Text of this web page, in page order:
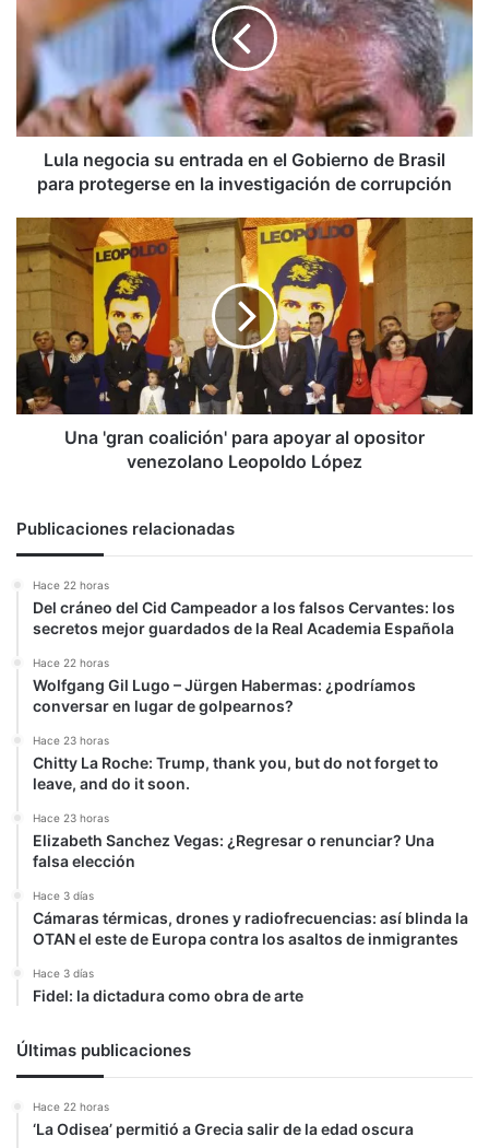
entrada
en
Gobierno
de
Brasil
protegerse
investigación
de
corrupción
Lula negocia su entrada en el Gobierno de Brasil
para protegerse en la investigación de corrupción
'gran
coalición'
para
opositor
venezolano
Leopoldo
Una 'gran coalición' para apoyar al opositor
venezolano Leopoldo López
Publicaciones relacionadas
Hace 22 horas
Del cráneo del Cid Campeador a los falsos Cervantes: los
secretos mejor guardados de la Real Academia Española
Hace 22 horas
Wolfgang Gil Lugo – Jürgen Habermas: ¿podríamos
conversar en lugar de golpearnos?
Hace 23 horas
Chitty La Roche: Trump, thank you, but do not forget to
leave, and do it soon.
Hace 23 horas
Elizabeth Sanchez Vegas: ¿Regresar o renunciar? Una
falsa elección
Hace 3 días
Cámaras térmicas, drones y radiofrecuencias: así blinda la
OTAN el este de Europa contra los asaltos de inmigrantes
Hace 3 días
Fidel: la dictadura como obra de arte
Últimas publicaciones
Hace 22 horas
‘La Odisea’ permitió a Grecia salir de la edad oscura